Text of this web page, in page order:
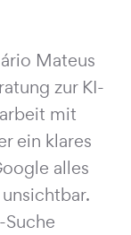
Mateus
zur KI-
mit
ein klares
alles